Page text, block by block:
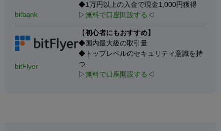
bitbank
◆1万円以上の入金で現金1,000円獲得
▷無料で口座開設する ◁
bitFlyer
【初心者にもおすすめ】
◆国内最大級の取引量
◆トップレベルのセキュリティ意識を持
つ
▷無料で口座開設する ◁